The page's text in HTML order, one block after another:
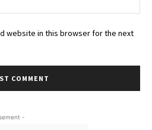
website in this browser for the next
-